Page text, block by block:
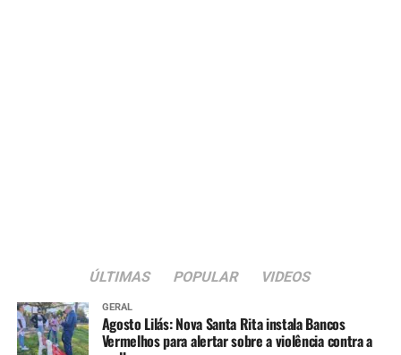
ÚLTIMAS POPULAR VIDEOS
GERAL
Agosto Lilás: Nova Santa Rita instala Bancos
Vermelhos para alertar sobre a violência contra a